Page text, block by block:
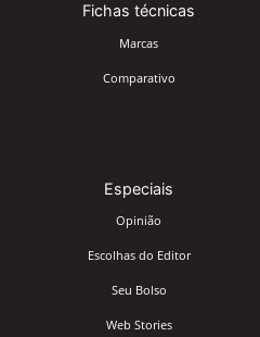
Fichas técnicas
Marcas
Comparativo
Especiais
Opinião
Escolhas do Editor
Seu Bolso
Web Stories